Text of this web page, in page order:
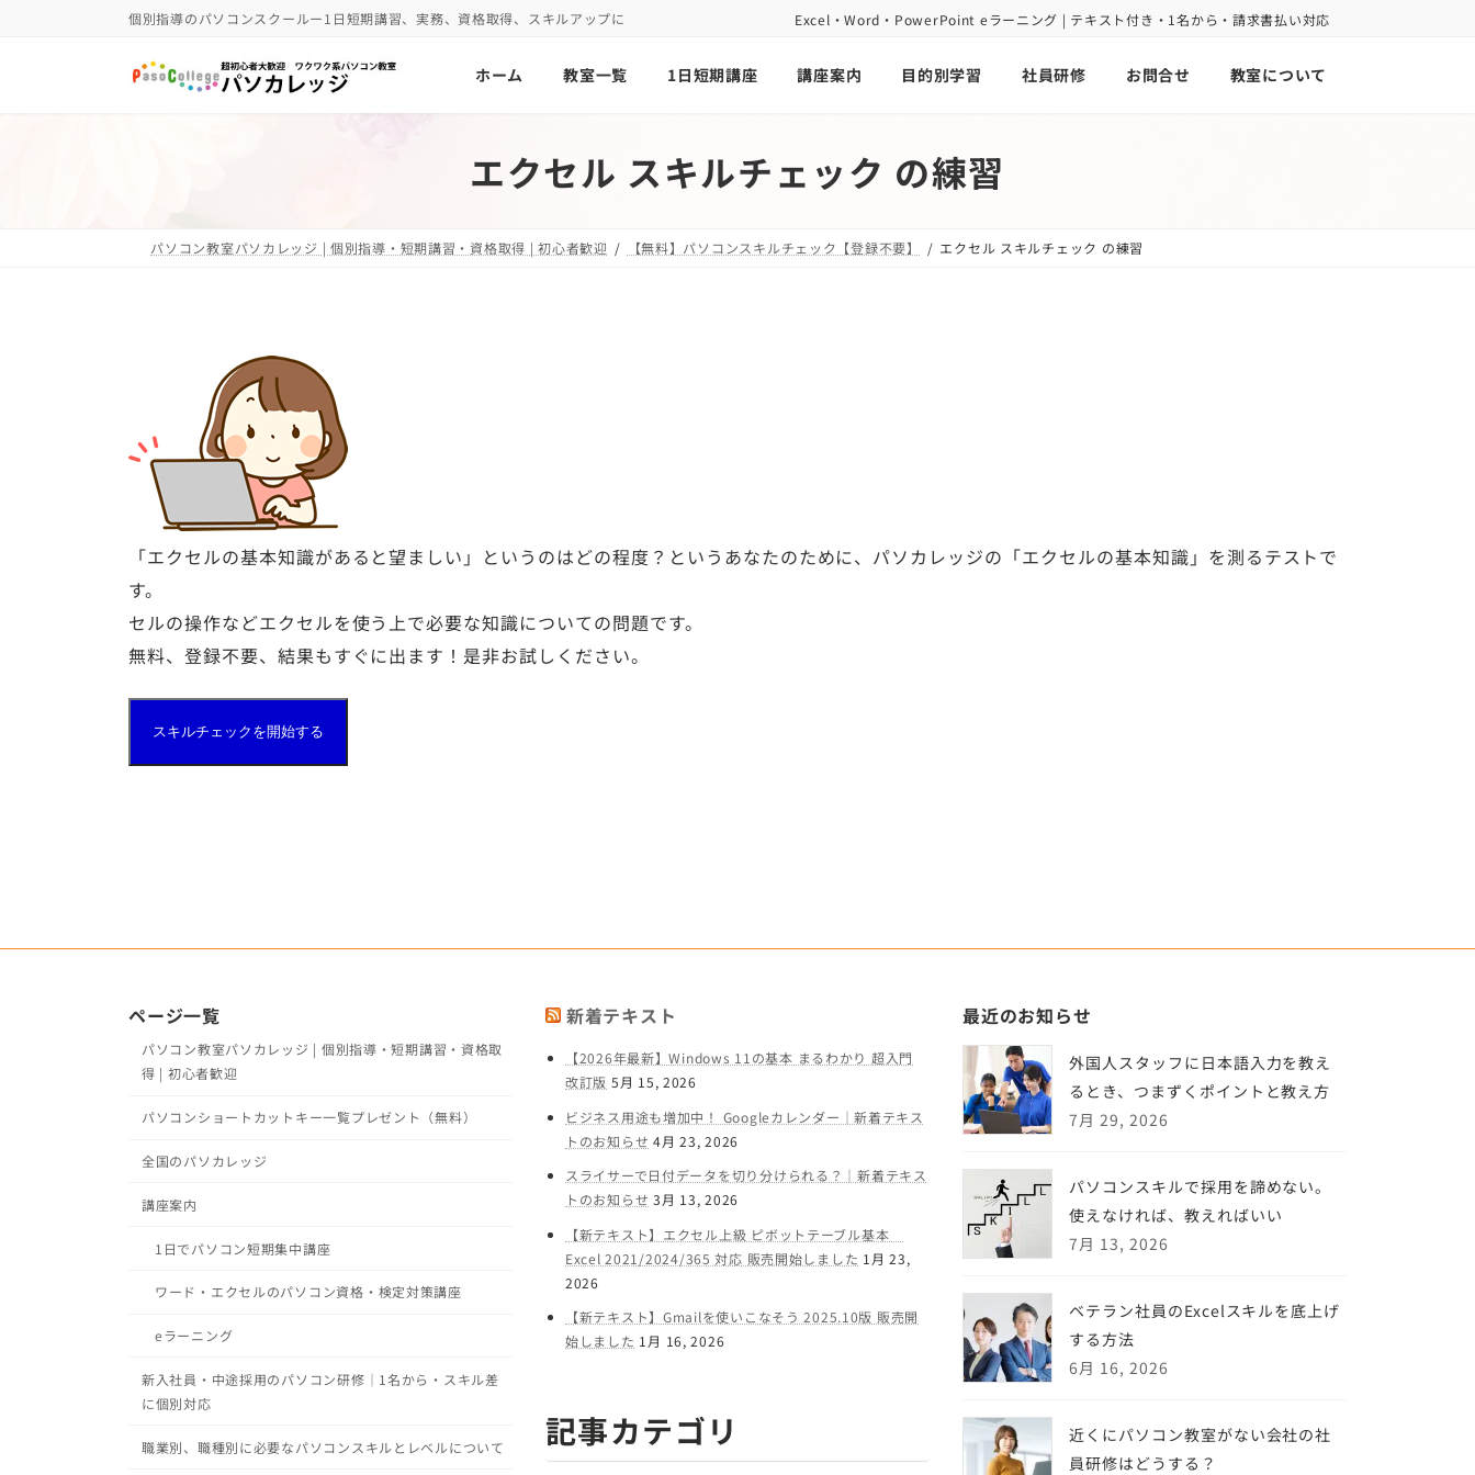
個別指導のパソコンスクールー1日短期講習、実務、資格取得、スキルアップに Excel・Word・PowerPoint eラーニング | テキスト付き・1名から・請求書払い対応
ホーム 教室一覧 1日短期講座 講座案内 目的別学習 社員研修 お問合せ 教室について
エクセル スキルチェック の練習
パソコン教室パソカレッジ | 個別指導・短期講習・資格取得 | 初心者歓迎 【無料】パソコンスキルチェック【登録不要】 エクセル スキルチェック の練習
「エクセルの基本知識があると望ましい」というのはどの程度？というあなたのために、パソカレッジの「エクセルの基本知識」を測るテストで
す。
セルの操作などエクセルを使う上で必要な知識についての問題です。
無料、登録不要、結果もすぐに出ます！是非お試しください。
スキルチェックを開始する
ページ一覧
パソコン教室パソカレッジ | 個別指導・短期講習・資格取
得 | 初心者歓迎
パソコンショートカットキー一覧プレゼント（無料）
全国のパソカレッジ
講座案内
1日でパソコン短期集中講座
ワード・エクセルのパソコン資格・検定対策講座
eラーニング
新入社員・中途採用のパソコン研修｜1名から・スキル差
に個別対応
職業別、職種別に必要なパソコンスキルとレベルについて
新着テキスト
【2026年最新】Windows 11の基本 まるわかり 超入門
改訂版 5月 15, 2026
ビジネス用途も増加中！ Googleカレンダー｜新着テキス
トのお知らせ 4月 23, 2026
スライサーで日付データを切り分けられる？｜新着テキス
トのお知らせ 3月 13, 2026
【新テキスト】エクセル上級 ピボットテーブル基本
Excel 2021/2024/365 対応 販売開始しました 1月 23,
2026
【新テキスト】Gmailを使いこなそう 2025.10版 販売開
始しました 1月 16, 2026
記事カテゴリ
最近のお知らせ
外国人スタッフに日本語入力を教え
るとき、つまずくポイントと教え方
7月 29, 2026
パソコンスキルで採用を諦めない。
使えなければ、教えればいい
7月 13, 2026
ベテラン社員のExcelスキルを底上げ
する方法
6月 16, 2026
近くにパソコン教室がない会社の社
員研修はどうする？